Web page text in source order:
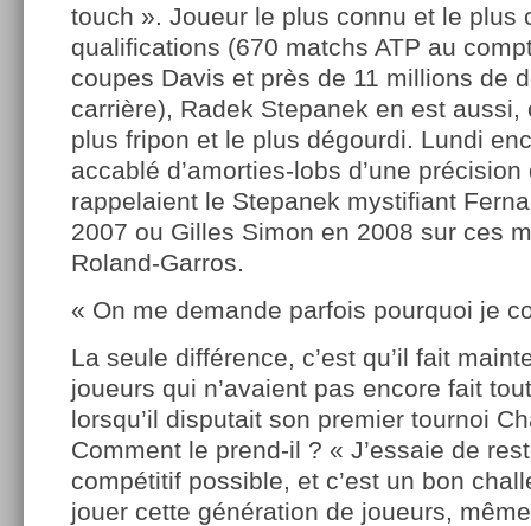
touch ». Joueur le plus connu et le plus
qualifications (670 matchs ATP au
coupes Davis et près de 11 millions de
carrière), Radek Stepanek en est aussi,
plus fripon et le plus dégourdi. Lundi
accablé d’amorties-lobs d’une
rappelaient le Stepanek mystifiant
2007 ou Gilles Simon en 2008 sur ces
Roland-Garros.
« On me demande parfois pourquoi je
La seule différence, c’est qu’il fait
joueurs qui n’avaient pas encore fait
lorsqu’il disputait son premier tournoi
Comment le prend-il ? « J’essaie de
compétitif possible, et c’est un bon
jouer cette génération de joueurs,